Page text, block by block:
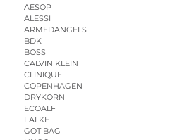
AESOP
ALESSI
ARMEDANGELS
BDK
BOSS
CALVIN KLEIN
CLINIQUE
COPENHAGEN
DRYKORN
ECOALF
FALKE
GOT BAG